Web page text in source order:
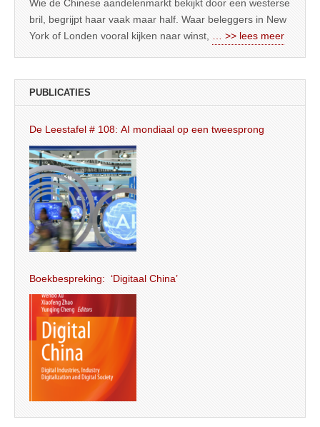
Wie de Chinese aandelenmarkt bekijkt door een westerse
bril, begrijpt haar vaak maar half. Waar beleggers in New
York of Londen vooral kijken naar winst,
… >> lees meer
PUBLICATIES
De Leestafel # 108: AI mondiaal op een tweesprong
Boekbespreking: ‘Digitaal China’